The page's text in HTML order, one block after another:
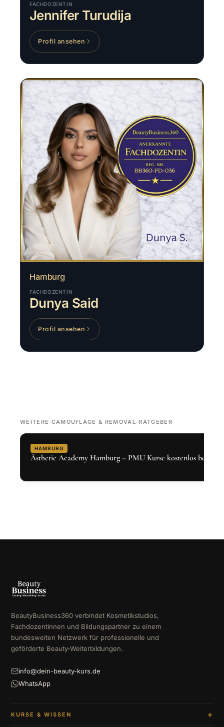
FACHDOZENTIN
Jennifer Turudija
Profil ansehen
Hamburg
FACHDOZENTIN
Dunya Said
Profil ansehen
WEITERE CAMOUFLAGE & REMOVAL-RATGEBER
HAMBURG
Ästhetic Academy Hamburg – PMU Kurse kostenlos bei
BeautyBusiness360 verbindet Kosmetikstudios,
Fachdozentinnen und Bildungspartner zu einem
bundesweiten Netzwerk für professionelle und
geförderte Beauty-Weiterbildungen.
info@dein-beauty-kurs.de
WhatsApp
KURSE & WISSEN